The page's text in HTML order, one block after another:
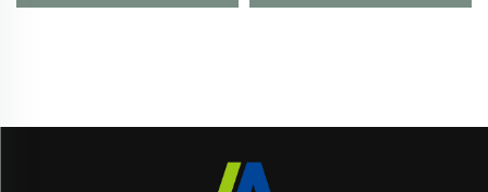
продуктов